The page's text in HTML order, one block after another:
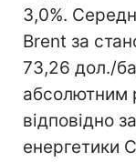
3,0%.
Brent за
73,26 дол./
абсолютним
відповідно
енергетики